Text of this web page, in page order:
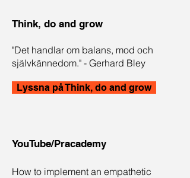
Think, do and grow
"Det handlar om balans, mod och
självkännedom." - Gerhard Bley
Lyssna på Think, do and grow
YouTube/Pracademy
How to implement an empathetic